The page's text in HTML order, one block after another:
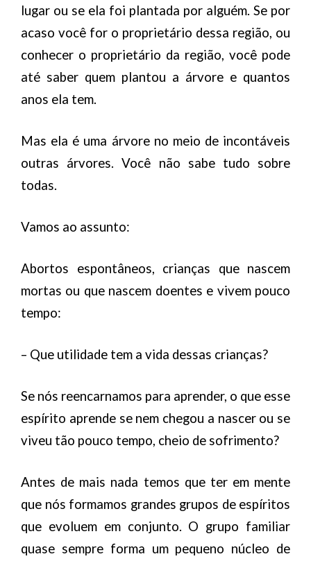
lugar ou se ela foi plantada por alguém. Se por
acaso você for o proprietário dessa região, ou
conhecer o proprietário da região, você pode
até saber quem plantou a árvore e quantos
anos ela tem.
Mas ela é uma árvore no meio de incontáveis
outras árvores. Você não sabe tudo sobre
todas.
Vamos ao assunto:
Abortos espontâneos, crianças que nascem
mortas ou que nascem doentes e vivem pouco
tempo:
– Que utilidade tem a vida dessas crianças?
Se nós reencarnamos para aprender, o que esse
espírito aprende se nem chegou a nascer ou se
viveu tão pouco tempo, cheio de sofrimento?
Antes de mais nada temos que ter em mente
que nós formamos grandes grupos de espíritos
que evoluem em conjunto. O grupo familiar
quase sempre forma um pequeno núcleo de